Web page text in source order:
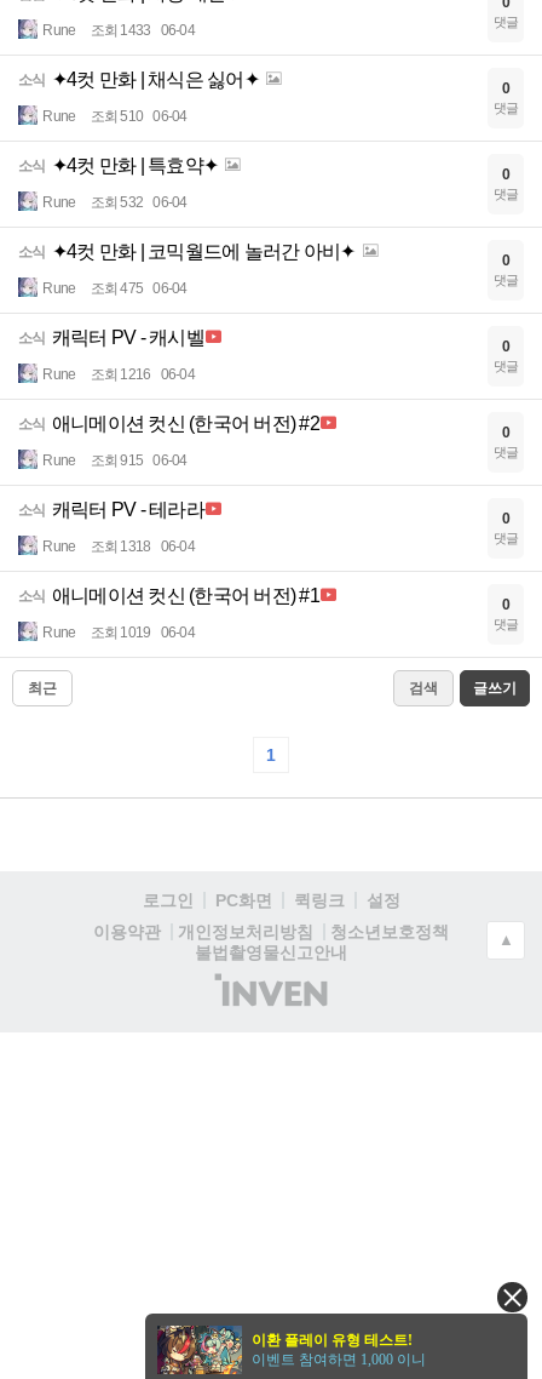
Rune 조회 1433 06-04 댓글
소식 ✦4컷 만화 | 채식은 싫어✦
Rune 조회 510 06-04
0
댓글
소식 ✦4컷 만화 | 특효약✦
Rune 조회 532 06-04
0
댓글
소식 ✦4컷 만화 | 코믹월드에 놀러간 아비✦
Rune 조회 475 06-04
0
댓글
소식 캐릭터 PV - 캐시벨
Rune 조회 1216 06-04
0
댓글
소식 애니메이션 컷신 (한국어 버전) #2
Rune 조회 915 06-04
0
댓글
소식 캐릭터 PV - 테라라
Rune 조회 1318 06-04
0
댓글
소식 애니메이션 컷신 (한국어 버전) #1
Rune 조회 1019 06-04
0
댓글
최근 검색 글쓰기
1
로그인 PC화면 퀵링크
설정
이용약관
개인정보처리방침
청소년보호정책
불법촬영물신고안내
(주)
인
▲
이환 플레이 유형 테스트!
이벤트 참여하면 1,000 이니